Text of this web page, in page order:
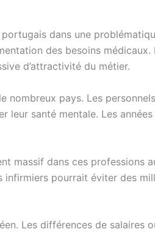
portugais dans une
des besoins
d’attractivité du métier.
nombreux pays. Les
santé mentale. Les
massif dans ces professions
pourrait éviter des
Les différences de salaires